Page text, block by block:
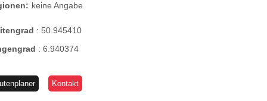
keine Angabe
:50.945410
:6.940374
Kontakt